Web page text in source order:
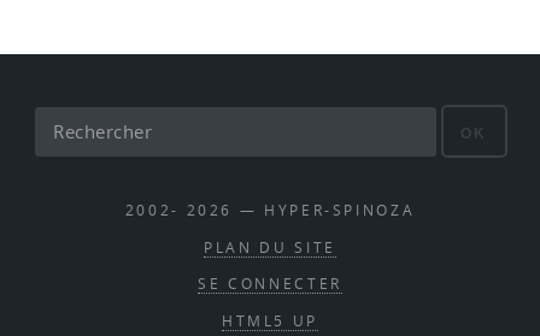
OK
2002- 2026 — HYPER-SPINOZA
PLAN DU SITE
SE CONNECTER
HTML5 UP